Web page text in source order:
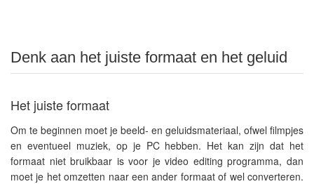
Denk aan het juiste formaat en het geluid
Het juiste formaat
Om te beginnen moet je beeld- en geluidsmateriaal, ofwel filmpjes
en eventueel muziek, op je PC hebben. Het kan zijn dat het
formaat niet bruikbaar is voor je video editing programma, dan
moet je het omzetten naar een ander formaat of wel converteren.